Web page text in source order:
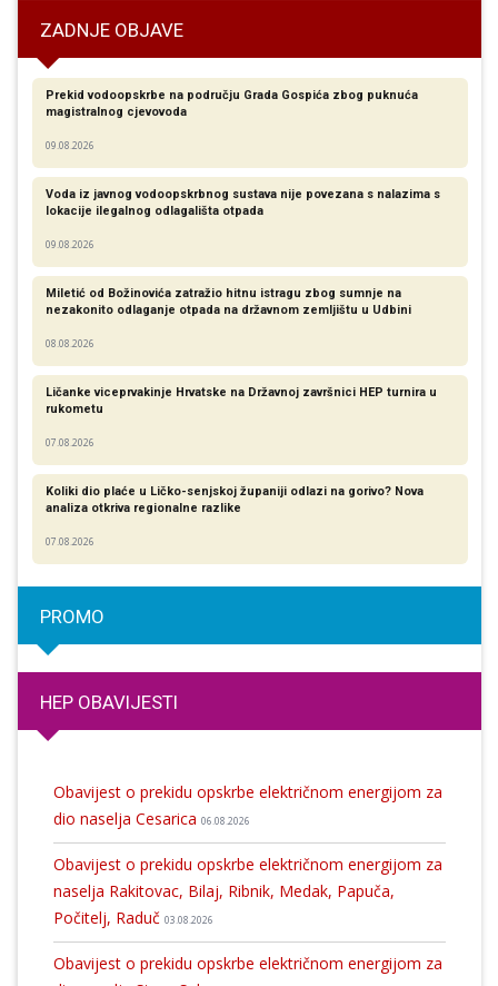
ZADNJE OBJAVE
Prekid vodoopskrbe na području Grada Gospića zbog puknuća
magistralnog cjevovoda
09.08.2026
Voda iz javnog vodoopskrbnog sustava nije povezana s nalazima s
lokacije ilegalnog odlagališta otpada
09.08.2026
Miletić od Božinovića zatražio hitnu istragu zbog sumnje na
nezakonito odlaganje otpada na državnom zemljištu u Udbini
08.08.2026
Ličanke viceprvakinje Hrvatske na Državnoj završnici HEP turnira u
rukometu
07.08.2026
Koliki dio plaće u Ličko-senjskoj županiji odlazi na gorivo? Nova
analiza otkriva regionalne razlike​
07.08.2026
PROMO
HEP OBAVIJESTI
Obavijest o prekidu opskrbe električnom energijom za
dio naselja Cesarica 06.08.2026
Obavijest o prekidu opskrbe električnom energijom za
naselja Rakitovac, Bilaj, Ribnik, Medak, Papuča,
Počitelj, Raduč 03.08.2026
Obavijest o prekidu opskrbe električnom energijom za